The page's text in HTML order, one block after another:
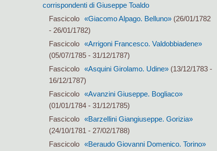
corrispondenti di Giuseppe Toaldo
Fascicolo «Giacomo Alpago. Belluno»(26/01/1782
- 26/01/1782)
Fascicolo «Arrigoni Francesco. Valdobbiadene»
(05/07/1785 - 31/12/1787)
Fascicolo «Asquini Girolamo. Udine»(13/12/1783 -
16/12/1787)
Fascicolo «Avanzini Giuseppe. Bogliaco»
(01/01/1784 - 31/12/1785)
Fascicolo «Barzellini Giangiuseppe. Gorizia»
(24/10/1781 - 27/02/1788)
Fascicolo «Beraudo Giovanni Domenico. Torino»